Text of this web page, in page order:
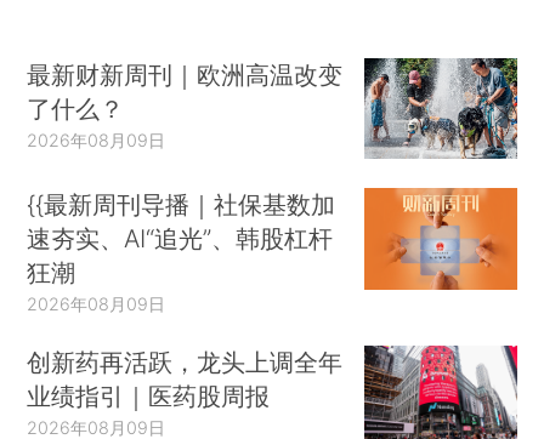
最新财新周刊｜欧洲高温改变
了什么？
2026年08月09日
{{最新周刊导播｜社保基数加
速夯实、AI“追光”、韩股杠杆
狂潮
2026年08月09日
创新药再活跃，龙头上调全年
业绩指引｜医药股周报
2026年08月09日